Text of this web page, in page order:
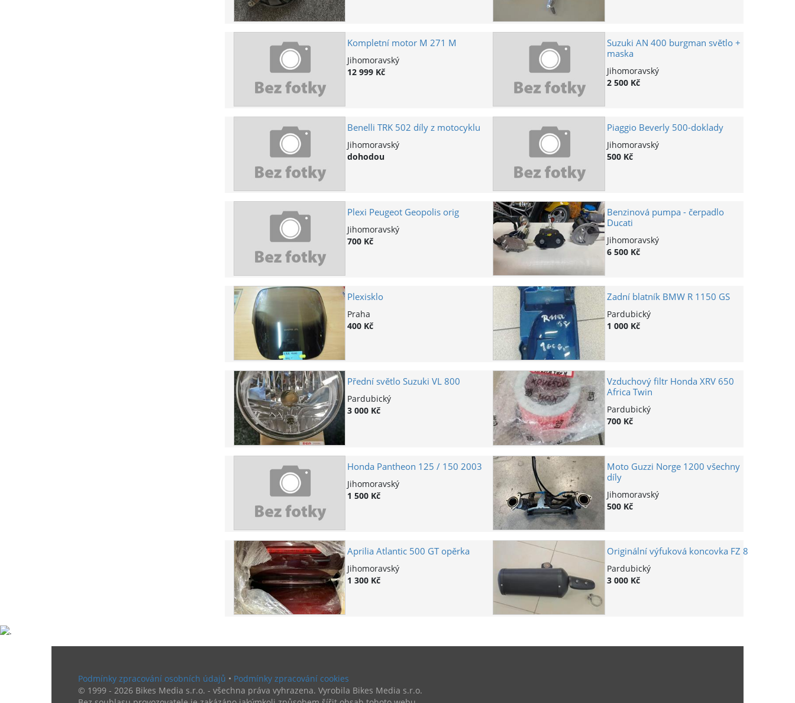
Kompletní motor M 271 M
Jihomoravský
12 999 Kč
Suzuki AN 400 burgman světlo +
maska
Jihomoravský
2 500 Kč
Benelli TRK 502 díly z motocyklu
Jihomoravský
dohodou
Piaggio Beverly 500-doklady
Jihomoravský
500 Kč
Plexi Peugeot Geopolis orig
Jihomoravský
700 Kč
Benzinová pumpa - čerpadlo
Ducati
Jihomoravský
6 500 Kč
Plexisklo
Praha
400 Kč
Zadní blatník BMW R 1150 GS
Pardubický
1 000 Kč
Přední světlo Suzuki VL 800
Pardubický
3 000 Kč
Vzduchový filtr Honda XRV 650
Africa Twin
Pardubický
700 Kč
Honda Pantheon 125 / 150 2003
Jihomoravský
1 500 Kč
Moto Guzzi Norge 1200 všechny
díly
Jihomoravský
500 Kč
Aprilia Atlantic 500 GT opěrka
Jihomoravský
1 300 Kč
Originální výfuková koncovka FZ 8
Pardubický
3 000 Kč
Podmínky zpracování osobních údajů • Podmínky zpracování cookies
© 1999 - 2026 Bikes Media s.r.o. - všechna práva vyhrazena. Vyrobila Bikes Media s.r.o.